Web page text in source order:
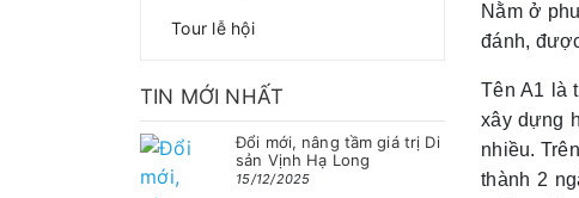
Tour lễ hội
TIN MỚI NHẤT
Đổi mới, nâng tầm giá trị Di
sản Vịnh Hạ Long
15/12/2025
Nằm ở
đánh,
Tên A1 là
xây dựng
nhiều.
thành 2